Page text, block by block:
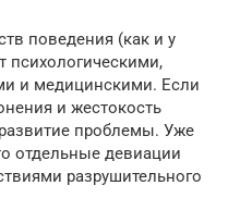
поведения (как и у
психологическими,
и медицинскими. Если
и жестокость
проблемы. Уже
отдельные девиации
разрушительного